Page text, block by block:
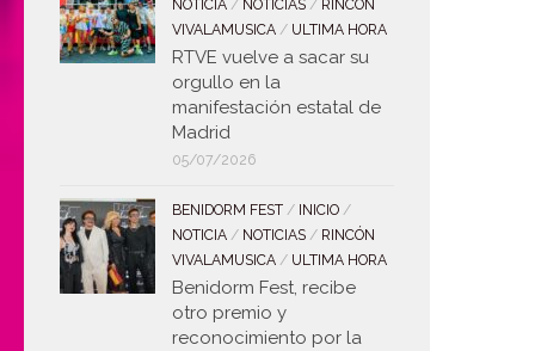
NOTICIA / NOTICIAS / RINCÓN
VIVALAMUSICA / ULTIMA HORA
RTVE vuelve a sacar su
orgullo en la
manifestación estatal de
Madrid
05/07/2026
BENIDORM FEST / INICIO /
NOTICIA / NOTICIAS / RINCÓN
VIVALAMUSICA / ULTIMA HORA
Benidorm Fest, recibe
otro premio y
reconocimiento por la